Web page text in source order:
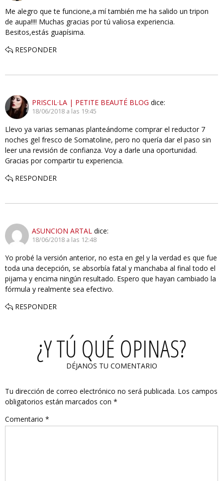
Me alegro que te funcione,a mí también me ha salido un tripon
de aupa!!!! Muchas gracias por tú valiosa experiencia.
Besitos,estás guapísima.
RESPONDER
PRISCIL·LA | PETITE BEAUTÉ BLOG dice:
18/06/2018 a las 19:45
Llevo ya varias semanas planteándome comprar el reductor 7
noches gel fresco de Somatoline, pero no quería dar el paso sin
leer una revisión de confianza. Voy a darle una oportunidad.
Gracias por compartir tu experiencia.
RESPONDER
ASUNCION ARTAL dice:
18/06/2018 a las 12:48
Yo probé la versión anterior, no esta en gel y la verdad es que fue
toda una decepción, se absorbía fatal y manchaba al final todo el
pijama y encima ningún resultado. Espero que hayan cambiado la
fórmula y realmente sea efectivo.
RESPONDER
¿Y TÚ QUÉ OPINAS?
DÉJANOS TU COMENTARIO
Tu dirección de correo electrónico no será publicada. Los campos
obligatorios están marcados con *
Comentario *